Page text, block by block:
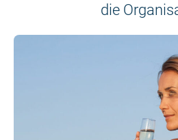
die